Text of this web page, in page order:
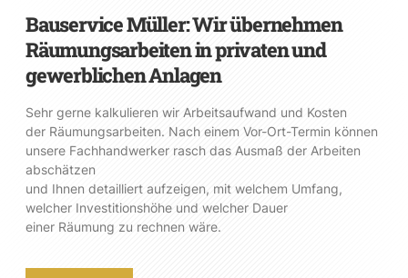
Bauservice Müller: Wir übernehmen
Räumungsarbeiten in privaten und
gewerblichen Anlagen
Sehr gerne kalkulieren wir Arbeitsaufwand und Kosten
der Räumungsarbeiten. Nach einem Vor-Ort-Termin können
unsere Fachhandwerker rasch das Ausmaß der Arbeiten
abschätzen
und Ihnen detailliert aufzeigen, mit welchem Umfang,
welcher Investitionshöhe und welcher Dauer
einer Räumung zu rechnen wäre.